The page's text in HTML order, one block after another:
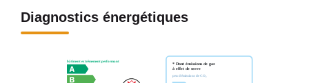
Diagnostics énergétiques